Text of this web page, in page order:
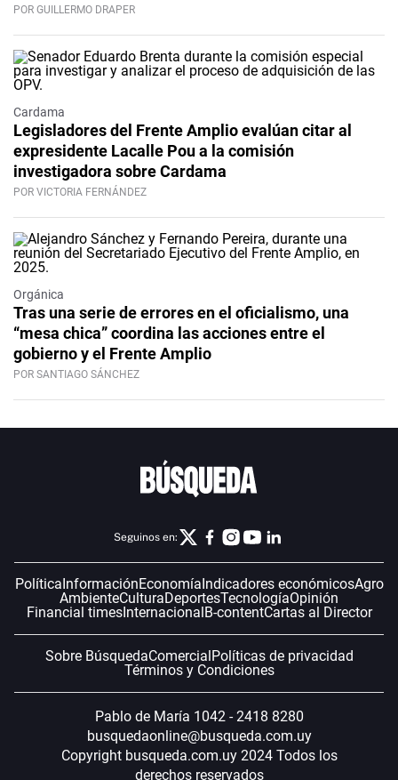
POR GUILLERMO DRAPER
Cardama
Legisladores del Frente Amplio evalúan citar al
expresidente Lacalle Pou a la comisión
investigadora sobre Cardama
POR VICTORIA FERNÁNDEZ
Orgánica
Tras una serie de errores en el oficialismo, una
“mesa chica” coordina las acciones entre el
gobierno y el Frente Amplio
POR SANTIAGO SÁNCHEZ
Seguinos en:
PolíticaInformaciónEconomíaIndicadores económicosAgro
AmbienteCulturaDeportesTecnologíaOpinión
Financial timesInternacionalB-contentCartas al Director
Sobre BúsquedaComercialPolíticas de privacidad
Términos y Condiciones
Pablo de María 1042 - 2418 8280
busquedaonline@busqueda.com.uy
Copyright busqueda.com.uy 2024 Todos los
derechos reservados